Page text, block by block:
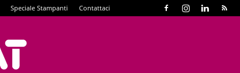
Speciale Stampanti Contattaci